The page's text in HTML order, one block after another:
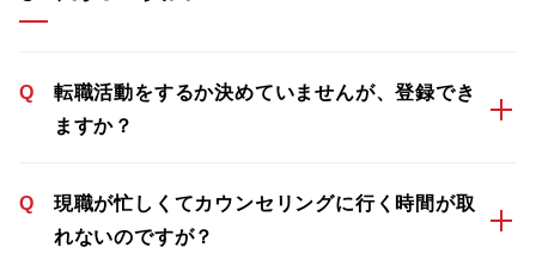
Q
転職活動をするか決めていませんが、登録でき
ますか？
Q
現職が忙しくてカウンセリングに行く時間が取
れないのですが？